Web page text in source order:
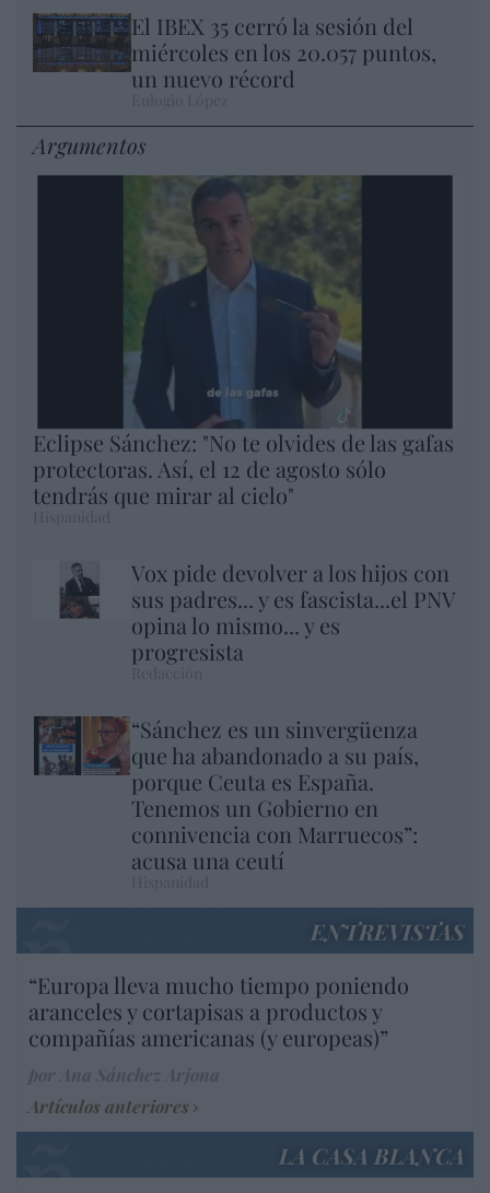
El IBEX 35 cerró la sesión del
miércoles en los 20.057 puntos,
un nuevo récord
Argumentos
Eclipse Sánchez: "No te olvides de las gafas
protectoras. Así, el 12 de agosto sólo
tendrás que mirar al cielo"
Vox pide devolver a los hijos con
sus padres... y es fascista...el PNV
opina lo mismo... y es
progresista
“Sánchez es un sinvergüenza
que ha abandonado a su país,
porque Ceuta es España.
Tenemos un Gobierno en
connivencia con Marruecos”:
acusa una ceutí
ENTREVISTAS
“Europa lleva mucho tiempo poniendo
aranceles y cortapisas a productos y
compañías americanas (y europeas)”
Artículos anteriores
LA CASA BLANCA